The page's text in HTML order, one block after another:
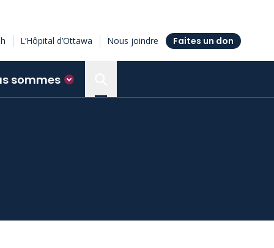
L’Hôpital d’Ottawa Nous joindre Faites un don
sommes